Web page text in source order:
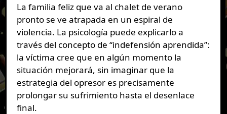
La familia feliz que va al chalet de verano
pronto se ve atrapada en un espiral de
violencia. La psicología puede explicarlo a
través del concepto de “indefensión aprendida”:
la víctima cree que en algún momento la
situación mejorará, sin imaginar que la
estrategia del opresor es precisamente
prolongar su sufrimiento hasta el desenlace
final.